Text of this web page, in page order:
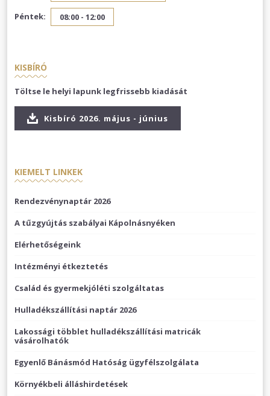
Péntek: 08:00 - 12:00
KISBÍRÓ
Töltse le helyi lapunk legfrissebb kiadását
Kisbíró 2026. május - június
KIEMELT LINKEK
Rendezvénynaptár 2026
A tűzgyújtás szabályai Kápolnásnyéken
Elérhetőségeink
Intézményi étkeztetés
Család és gyermekjóléti szolgáltatas
Hulladékszállítási naptár 2026
Lakossági többlet hulladékszállítási matricák
vásárolhatók
Egyenlő Bánásmód Hatóság ügyfélszolgálata
Környékbeli álláshirdetések